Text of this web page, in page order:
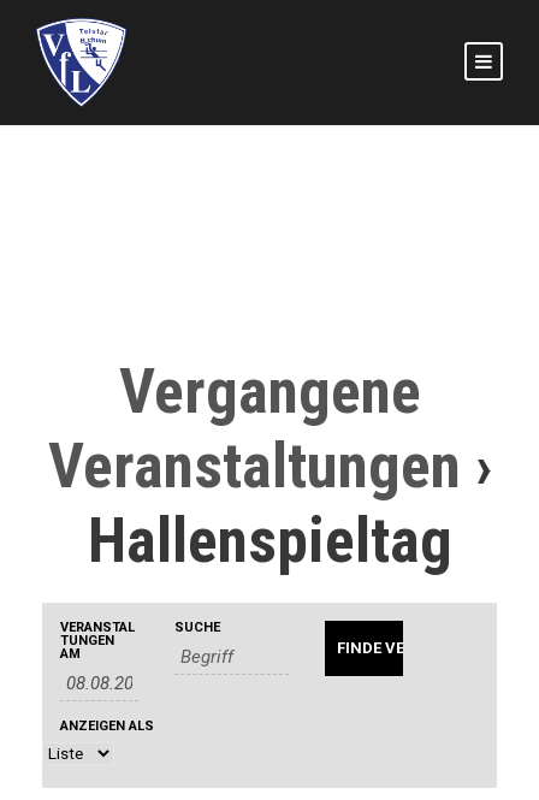
Vergangene
Veranstaltungen ›
Hallenspieltag
V
e
r
V
a
VERANSTAL
TUNGEN
AM
SUCHE
V
e
r ANZEIGEN ALS